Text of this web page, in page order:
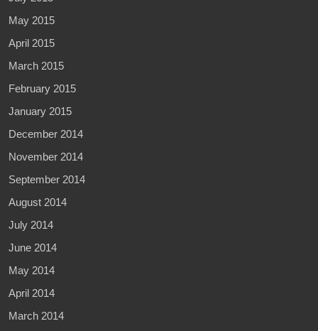
May 2015
April 2015
March 2015
February 2015
January 2015
December 2014
November 2014
September 2014
August 2014
July 2014
June 2014
May 2014
April 2014
March 2014